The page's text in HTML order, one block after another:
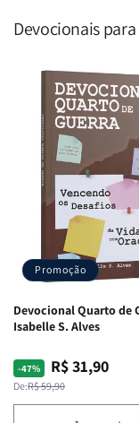
Devocionais
Promoção
Devocional Quarto de
Isabelle S. Alves
-47%
Preço
normal
De:R$ 59,90
Preço
promocional
R$ 31,90